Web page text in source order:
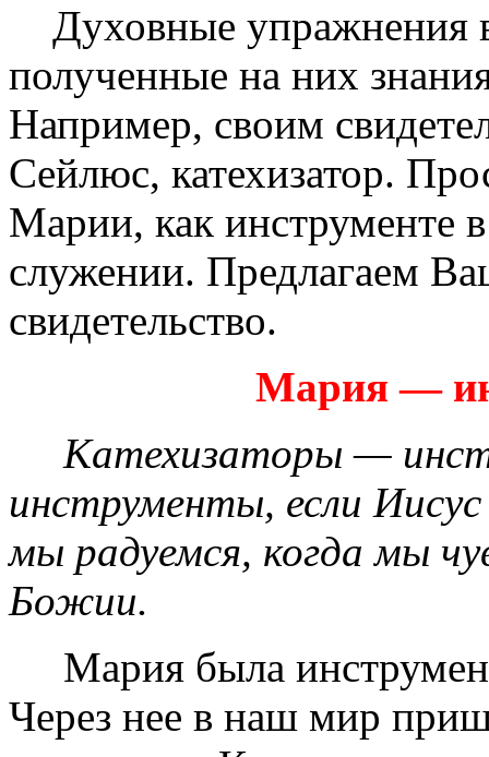
Духовные упражнения
полученные на них
Например, своим
Сейлюс, катехизатор.
Марии, как инструменте
служении. Предлагаем
свидетельство.
Мария —
Катехизаторы —
инструменты, если
мы радуемся, когда мы
Божии.
Мария была
Через нее в наш мир